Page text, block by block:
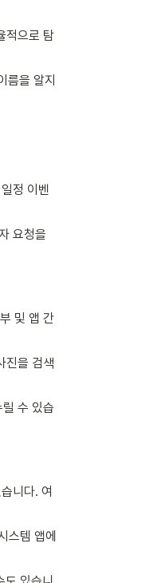
적으로 탐
름을 알지
정 이벤
요청을
및 앱 간
진을 검색
수 있습
니다. 여
스템 앱에